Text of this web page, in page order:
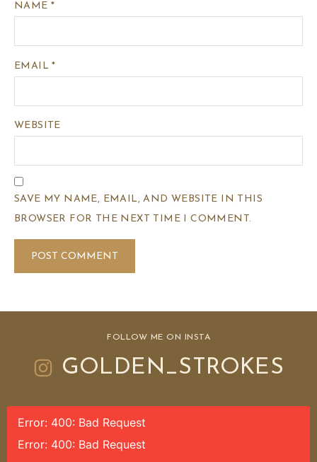
NAME *
EMAIL*
WEBSITE
SAVE MY NAME, EMAIL, AND WEBSITE IN THIS
BROWSER FOR THE NEXT TIME I COMMENT.
FOLLOW ME ON INSTA
GOLDEN_STROKES
Error: 400: Bad Request
Error: 400: Bad Request